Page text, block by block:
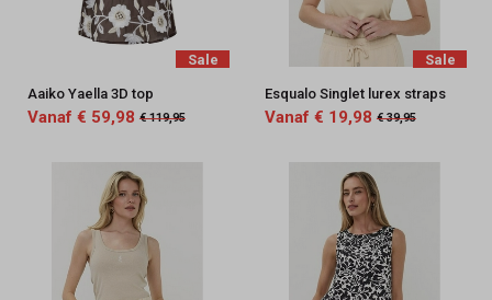
Sale
Aaiko Yaella 3D top
Vanaf € 59,98 € 119,95
Sale
Esqualo Singlet lurex straps
Vanaf € 19,98 € 39,95